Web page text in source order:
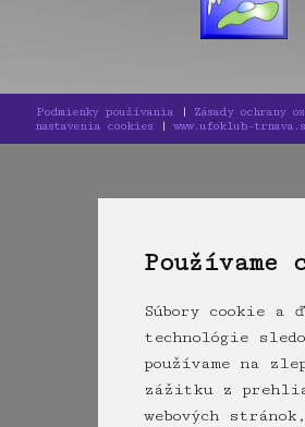
Používame
Súbory cookie a
technológie
používame na
zážitku z
webových
Podmienky používania| Zásady ochrany
nastavenia cookies| www.ufoklub-